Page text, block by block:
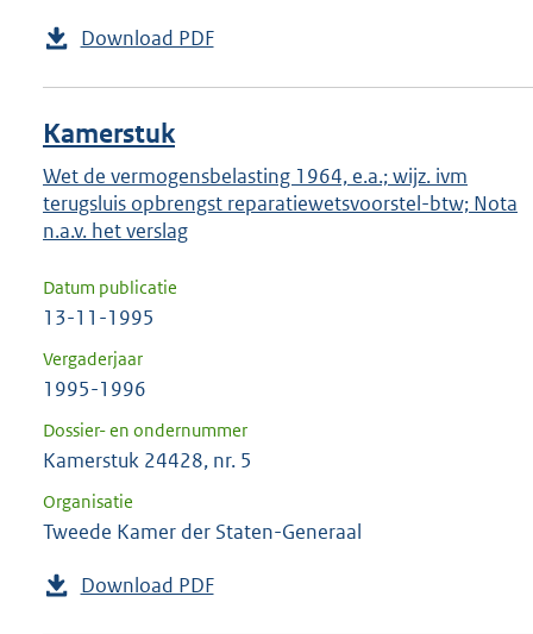
Download PDF
Kamerstuk
Wet de vermogensbelasting 1964, e.a.; wijz. ivm
terugsluis opbrengst reparatiewetsvoorstel-btw; Nota
n.a.v. het verslag
Datum publicatie
13-11-1995
Vergaderjaar
1995-1996
Dossier- en ondernummer
Kamerstuk 24428, nr. 5
Organisatie
Tweede Kamer der Staten-Generaal
Download PDF